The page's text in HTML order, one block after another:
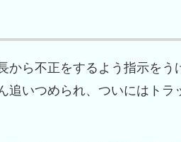
から不正をするよう指示をう
追いつめられ、ついにはトラ